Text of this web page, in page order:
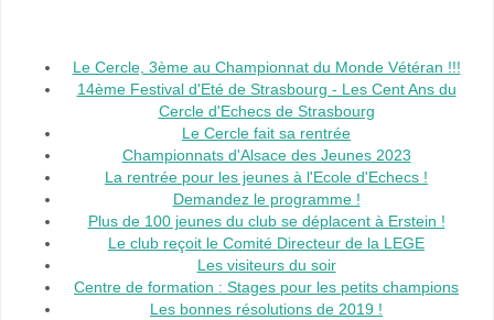
Le Cercle, 3ème au Championnat du Monde Vétéran !!!
14ème Festival d'Eté de Strasbourg - Les Cent Ans du
Cercle d'Echecs de Strasbourg
Le Cercle fait sa rentrée
Championnats d'Alsace des Jeunes 2023
La rentrée pour les jeunes à l'Ecole d'Echecs !
Demandez le programme !
Plus de 100 jeunes du club se déplacent à Erstein !
Le club reçoit le Comité Directeur de la LEGE
Les visiteurs du soir
Centre de formation : Stages pour les petits champions
Les bonnes résolutions de 2019 !